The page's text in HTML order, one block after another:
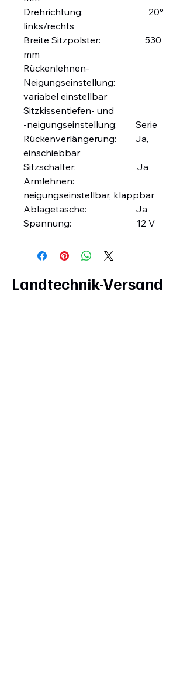
Drehrichtung: 20°
links/rechts
Breite Sitzpolster: 530
mm
Rückenlehnen-
Neigungseinstellung:
variabel einstellbar
Sitzkissentiefen- und
-neigungseinstellung: Serie
Rückenverlängerung: Ja,
einschiebbar
Sitzschalter: Ja
Armlehnen:
neigungseinstellbar, klappbar
Ablagetasche: Ja
Spannung: 12 V
Landtechnik-Versand